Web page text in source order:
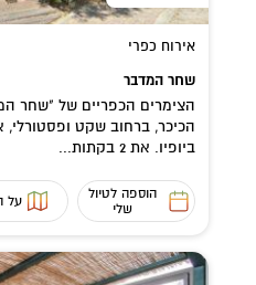
אירוח כפרי
שחר המדבר
הצימרים הכפריים של "שחר
הכיכר, ברחוב שקט ופסטורלי,
ביופיו. את 2 בקתות...
הוספה לטיול
שלי
על